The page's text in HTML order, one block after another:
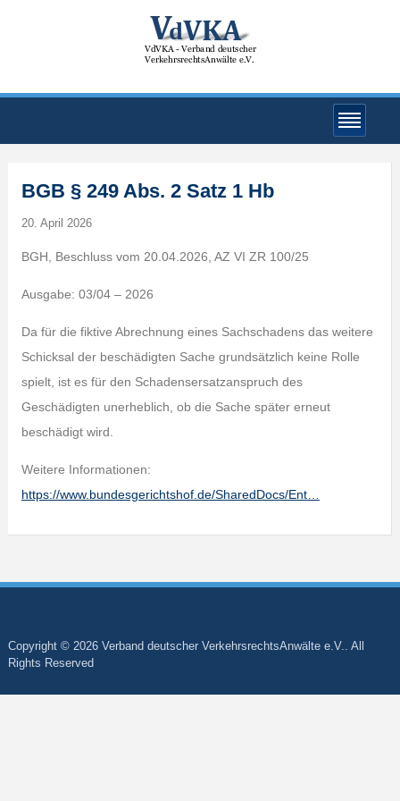
BGB § 249 Abs. 2 Satz 1 Hb
20. April 2026
BGH, Beschluss vom 20.04.2026, AZ VI ZR 100/25
Ausgabe: 03/04 – 2026
Da für die fiktive Abrechnung eines Sachschadens das weitere
Schicksal der beschädigten Sache grundsätzlich keine Rolle
spielt, ist es für den Schadensersatzanspruch des
Geschädigten unerheblich, ob die Sache später erneut
beschädigt wird.
Weitere Informationen:
https://www.bundesgerichtshof.de/SharedDocs/Ent…
Copyright © 2026 Verband deutscher VerkehrsrechtsAnwälte e.V.. All
Rights Reserved